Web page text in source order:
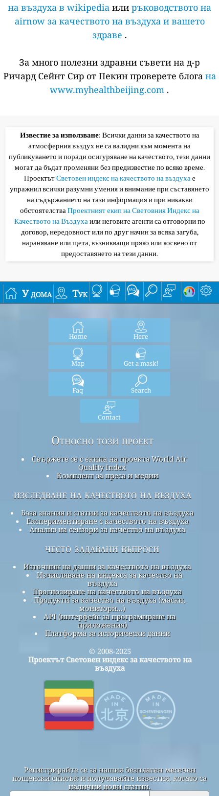
на въздуха в wikipedia или ръководството на
airnow за качеството на въздуха и вашето
здраве .
За много полезни здравни съвети на д-р
Ричард Сейнт Сир от Пекин проверете блога на
www.myhealthbeijing.com .
Известие за използване: Всички данни за качеството на
атмосферния въздух не са валидни към момента на
публикуването и поради осигуряване на качеството, тези данни
могат да бъдат променяни без предизвестие по всяко време.
ПроектътСветовен индекс на качеството на въздухае
упражнил всички разумни умения и внимание при съставянето
на съдържанието на тази информация и при никакви
обстоятелстваПроектният екип на Световния Индекс на
Качеството на Въздухаили неговите агенти са отговорни по
договор, нередовност или по друг начин за всяка загуба,
нараняване или щета, възникващи пряко или косвено от
предоставянето на тези данни.
У дома Тук
Home Here
Map Get a mask!
Faq Search
Contact
Относно този проект
Свържете се с екипа на проекта World Air
Quality Index
Комплект за преса и медии
изследване на качеството на въздуха
База знания и статии за качеството на въздуха
Експериментиране с качеството на въздуха
Анализ на сензори за качество на въздуха
често задавани въпроси
Източник на данни за качеството на въздуха
Изчисляване на индекса за качество на
въздуха
Прогнозиране на качеството на въздуха
Продукти за качество на въздуха (маски,
монитори...)
API (интерфейс за програмиране на
приложения)
Платформа за исторически данни
© 2008-2025
Проектът Световен индекс за качеството на
въздуха
Регистрирайте се за нашия безплатен месечен
пощенски списък и получавайте известия, когато са
налични нови статии.